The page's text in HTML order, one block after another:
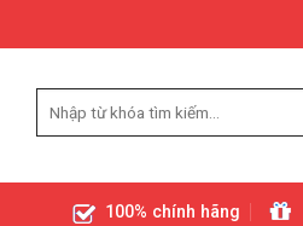
100% chính hãng